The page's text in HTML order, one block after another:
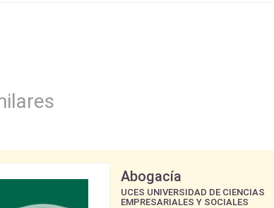
Abogacía
UCES UNIVERSIDAD DE CIENCIAS
EMPRESARIALES Y SOCIALES